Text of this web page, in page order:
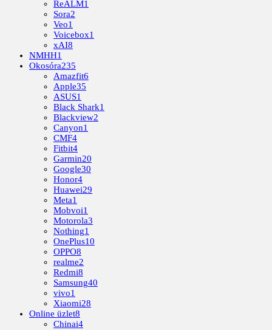
ReALM1
Sora2
Veo1
Voicebox1
xAI8
NMHH1
Okosóra235
Amazfit6
Apple35
ASUS1
Black Shark1
Blackview2
Canyon1
CMF4
Fitbit4
Garmin20
Google30
Honor4
Huawei29
Meta1
Mobvoi1
Motorola3
Nothing1
OnePlus10
OPPO8
realme2
Redmi8
Samsung40
vivo1
Xiaomi28
Online üzlet8
Chinai4